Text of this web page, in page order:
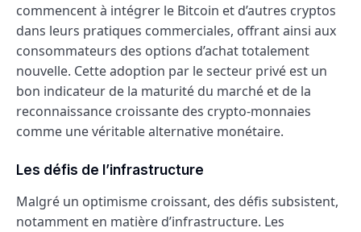
commencent à intégrer le Bitcoin et d’autres cryptos
dans leurs pratiques commerciales, offrant ainsi aux
consommateurs des options d’achat totalement
nouvelle. Cette adoption par le secteur privé est un
bon indicateur de la maturité du marché et de la
reconnaissance croissante des crypto-monnaies
comme une véritable alternative monétaire.
Les défis de l’infrastructure
Malgré un optimisme croissant, des défis subsistent,
notamment en matière d’infrastructure. Les